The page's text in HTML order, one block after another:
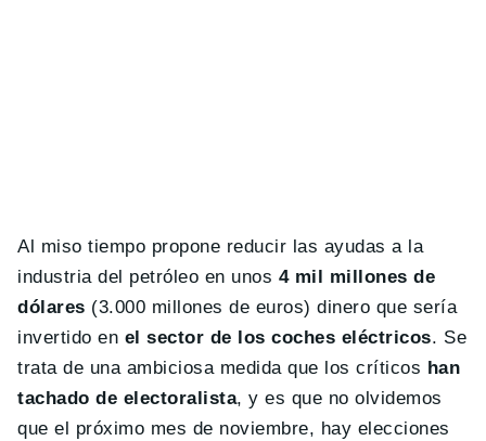
Al miso tiempo propone reducir las ayudas a la
industria del petróleo en unos 4 mil millones de
dólares (3.000 millones de euros) dinero que sería
invertido en el sector de los coches eléctricos. Se
trata de una ambiciosa medida que los críticos han
tachado de electoralista, y es que no olvidemos
que el próximo mes de noviembre, hay elecciones